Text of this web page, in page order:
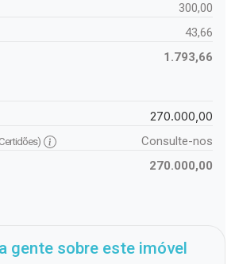
300,00
43,66
1.793,66
270.000,00
Consulte-nos
270.000,00
gente sobre este imóvel